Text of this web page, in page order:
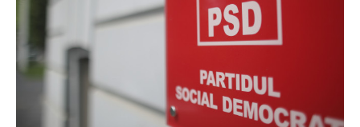
textul pentru
subtitluAdaugă aici
textul pentru
subtitluAdaugă aici
textul pentru subti